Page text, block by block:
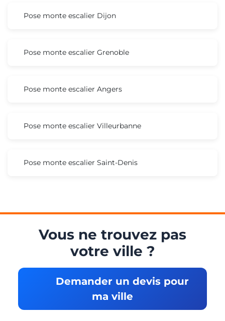
Pose monte escalier Dijon
Pose monte escalier Grenoble
Pose monte escalier Angers
Pose monte escalier Villeurbanne
Pose monte escalier Saint-Denis
Vous ne trouvez pas
votre ville ?
Demander un devis pour
ma ville